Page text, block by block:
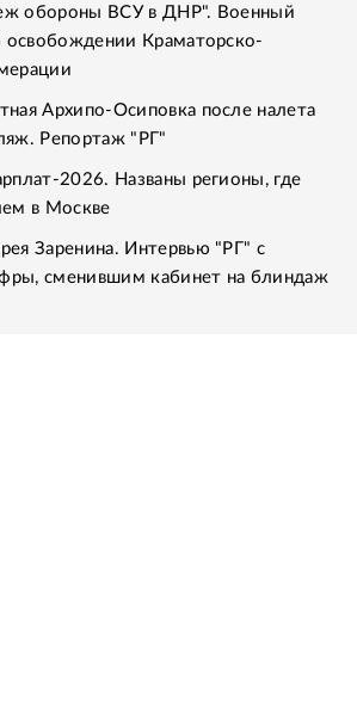
обороны ВСУ в ДНР". Военный
освобождении Краматорско-
Архипо-Осиповка после налета
Репортаж "РГ"
2026. Названы регионы, где
в Москве
Заренина. Интервью "РГ" с
сменившим кабинет на блиндаж